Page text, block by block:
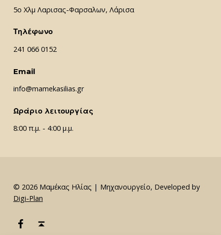
5ο Χλμ Λαρισας-Φαρσαλων, Λάρισα
Τηλέφωνο
241 066 0152
Email
info@mamekasilias.gr
Ωράριο λειτουργίας
8:00 π.μ. - 4:00 μ.μ.
© 2026 Μαμέκας Ηλίας | Μηχανουργείο, Developed by
Digi-Plan
Μαμέκας Ηλίας Facebook